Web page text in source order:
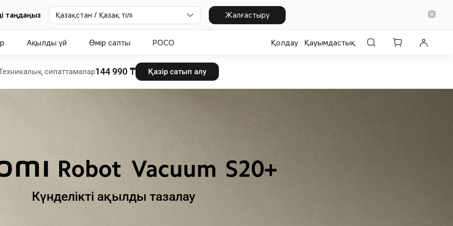
таңдаңыз Қазақстан / Қазақ тілі Жалғастыру
Ақылды үй Өмір салты POCO Қолдау Қауымдастық
сипаттамалар144 990 ₸ Қазір сатып алу
Күнделікті ақылды тазалау